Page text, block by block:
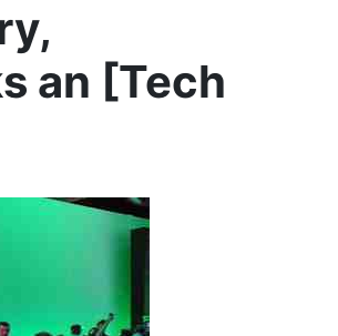
an [Tech